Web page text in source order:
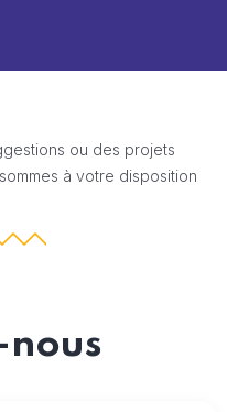
ou des projets
à votre disposition
nous